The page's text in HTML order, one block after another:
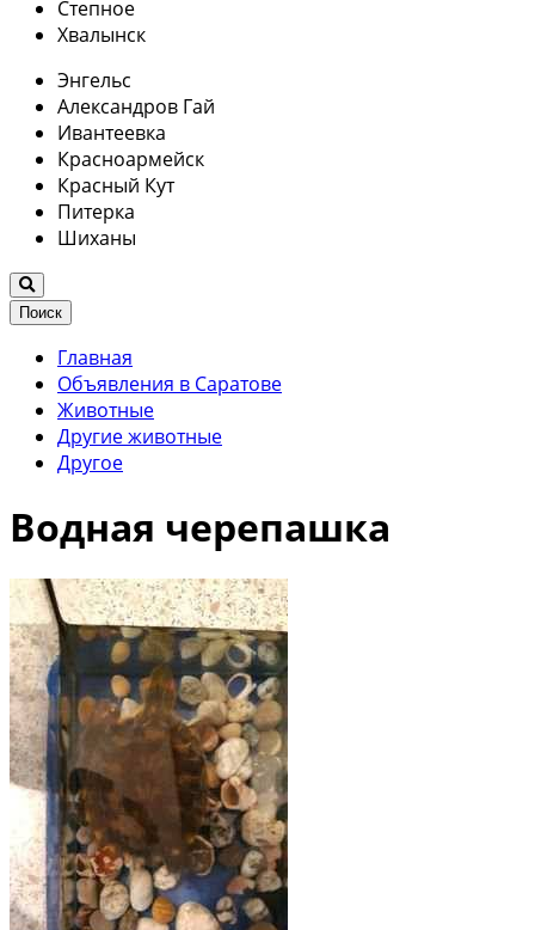
Степное
Хвалынск
Энгельс
Александров Гай
Ивантеевка
Красноармейск
Красный Кут
Питерка
Шиханы
Поиск
Главная
Объявления в Саратове
Животные
Другие животные
Другое
Водная черепашка